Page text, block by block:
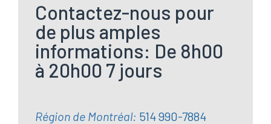
Contactez-nous pour
de plus amples
informations: De 8h00
à 20h00 7 jours
Région de Montréal: 514 990-7884